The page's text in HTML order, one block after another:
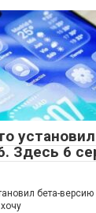
Здесь 6
бета-версию